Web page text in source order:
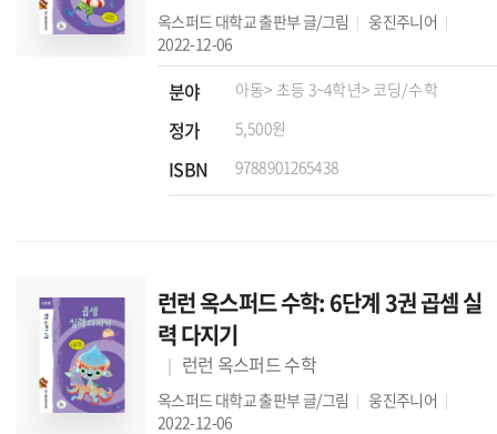
옥스퍼드 대학교 출판부 글/그림
웅진주니어
2022-12-06
분야 아동> 초등 3~4학년> 코딩/수학
정가 5,500원
ISBN 9788901265438
런런 옥스퍼드 수학: 6단계 3권 곱셈 실
력 다지기
런런 옥스퍼드 수학
옥스퍼드 대학교 출판부 글/그림
웅진주니어
2022-12-06